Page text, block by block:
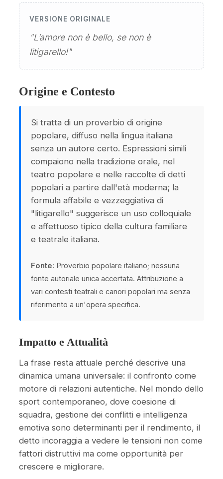
VERSIONE ORIGINALE
"L’amore non è bello, se non è
litigarello!"
Origine e Contesto
Si tratta di un proverbio di origine
popolare, diffuso nella lingua italiana
senza un autore certo. Espressioni simili
compaiono nella tradizione orale, nel
teatro popolare e nelle raccolte di detti
popolari a partire dall'età moderna; la
formula affabile e vezzeggiativa di
"litigarello" suggerisce un uso colloquiale
e affettuoso tipico della cultura familiare
e teatrale italiana.
Fonte: Proverbio popolare italiano; nessuna
fonte autoriale unica accertata. Attribuzione a
vari contesti teatrali e canori popolari ma senza
riferimento a un'opera specifica.
Impatto e Attualità
La frase resta attuale perché descrive una
dinamica umana universale: il confronto come
motore di relazioni autentiche. Nel mondo dello
sport contemporaneo, dove coesione di
squadra, gestione dei conflitti e intelligenza
emotiva sono determinanti per il rendimento, il
detto incoraggia a vedere le tensioni non come
fattori distruttivi ma come opportunità per
crescere e migliorare.